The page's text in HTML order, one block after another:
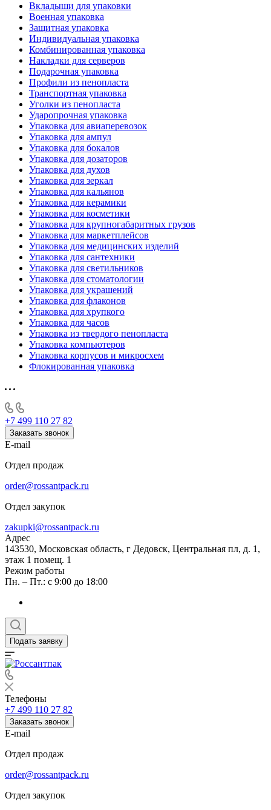
Вкладыши для упаковки
Военная упаковка
Защитная упаковка
Индивидуальная упаковка
Комбинированная упаковка
Накладки для серверов
Подарочная упаковка
Профили из пенопласта
Транспортная упаковка
Уголки из пенопласта
Ударопрочная упаковка
Упаковка для авиаперевозок
Упаковка для ампул
Упаковка для бокалов
Упаковка для дозаторов
Упаковка для духов
Упаковка для зеркал
Упаковка для кальянов
Упаковка для керамики
Упаковка для косметики
Упаковка для крупногабаритных грузов
Упаковка для маркетплейсов
Упаковка для медицинских изделий
Упаковка для сантехники
Упаковка для светильников
Упаковка для стоматологии
Упаковка для украшений
Упаковка для флаконов
Упаковка для хрупкого
Упаковка для часов
Упаковка из твердого пенопласта
Упаковка компьютеров
Упаковка корпусов и микросхем
Флокированная упаковка
+7 499 110 27 82
Заказать звонок
E-mail
Отдел продаж
order@rossantpack.ru
Отдел закупок
zakupki@rossantpack.ru
Адрес
143530, Московская область, г Дедовск, Центральная пл, д. 1,
этаж 1 помещ. 1
Режим работы
Пн. – Пт.: с 9:00 до 18:00
Подать заявку
Телефоны
+7 499 110 27 82
Заказать звонок
E-mail
Отдел продаж
order@rossantpack.ru
Отдел закупок